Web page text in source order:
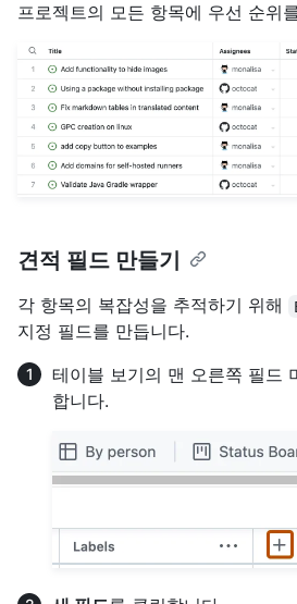
프로젝트의 모든 항목에 우선 순위
견적 필드 만들기
각 항목의 복잡성을 추적하기 위해
지정 필드를 만듭니다.
테이블 보기의 맨 오른쪽 필드
합니다.